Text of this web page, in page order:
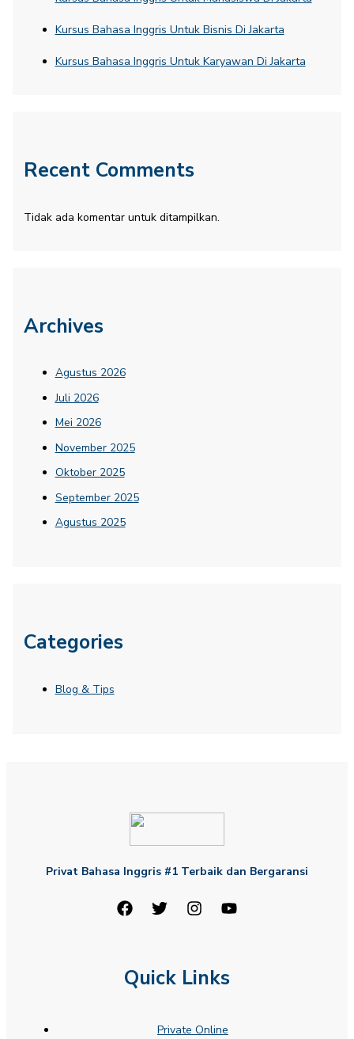
Kursus Bahasa Inggris Untuk Bisnis Di Jakarta
Kursus Bahasa Inggris Untuk Karyawan Di Jakarta
Recent Comments
Tidak ada komentar untuk ditampilkan.
Archives
Agustus 2026
Juli 2026
Mei 2026
November 2025
Oktober 2025
September 2025
Agustus 2025
Categories
Blog & Tips
Privat Bahasa Inggris #1 Terbaik dan Bergaransi
Quick Links
Private Online